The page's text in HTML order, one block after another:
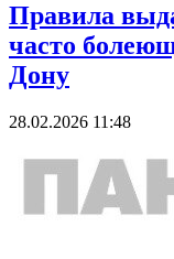
Правила
часто
Дону
28.02.2026 11:48